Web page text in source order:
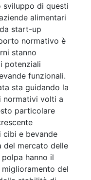
sviluppo di questi
alimentari
start-up
normativo è
stanno
potenziali
funzionali.
sta guidando la
normativi volti a
particolare
cibi e bevande
del mercato delle
hanno il
del